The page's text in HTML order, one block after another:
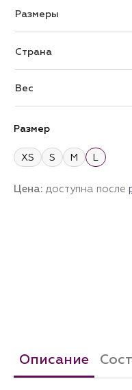
Размеры
Страна
Вес
Размер
XS S M L
Цена: доступна после
Описание